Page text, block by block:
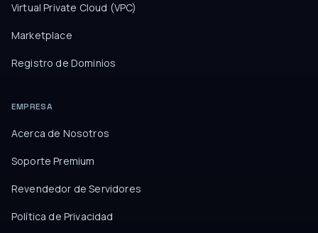
Virtual Private Cloud (VPC)
Marketplace
Registro de Dominios
EMPRESA
Acerca de Nosotros
Soporte Premium
Revendedor de Servidores
Política de Privacidad